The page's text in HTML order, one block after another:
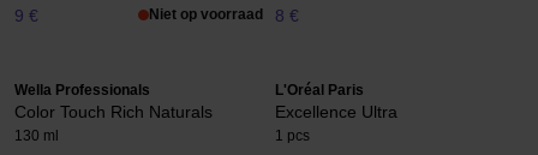
9 € Niet op voorraad 8 €
Wella Professionals
Color Touch Rich Naturals
130 ml
L'Oréal Paris
Excellence Ultra
1 pcs